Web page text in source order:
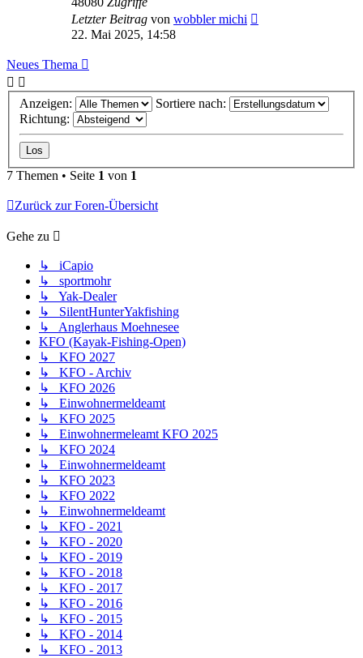
Letzter Beitrag von wobbler michi
22. Mai 2025, 14:58
Neues Thema
Anzeigen:
Sortiere nach:
Richtung:
7 Themen • Seite 1 von 1
Zurück zur Foren-Übersicht
Gehe zu
↳ iCapio
↳ sportmohr
↳ Yak-Dealer
↳ SilentHunterYakfishing
↳ Anglerhaus Moehnesee
KFO (Kayak-Fishing-Open)
↳ KFO 2027
↳ KFO - Archiv
↳ KFO 2026
↳ Einwohnermeldeamt
↳ KFO 2025
↳ Einwohnermeleamt KFO 2025
↳ KFO 2024
↳ Einwohnermeldeamt
↳ KFO 2023
↳ KFO 2022
↳ Einwohnermeldeamt
↳ KFO - 2021
↳ KFO - 2020
↳ KFO - 2019
↳ KFO - 2018
↳ KFO - 2017
↳ KFO - 2016
↳ KFO - 2015
↳ KFO - 2014
↳ KFO - 2013